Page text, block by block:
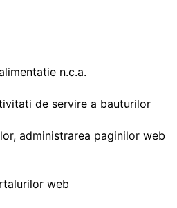
n.c.a.
de servire a bauturilor
administrarea paginilor web
web